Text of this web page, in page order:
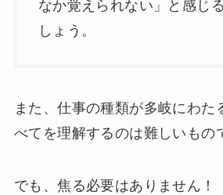
なか覚えられない」と感じ
しょう。
また、仕事の種類が多岐にわた
べてを理解するのは難しいもの
でも、焦る必要はありません！